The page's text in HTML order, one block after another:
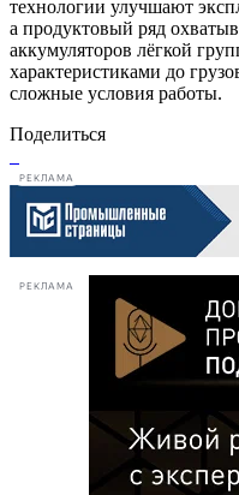
технологии улучшают
а продуктовый ряд
аккумуляторов лёгкой
характеристиками до
сложные условия работы.
Поделиться
РЕКЛАМА
РЕКЛАМА